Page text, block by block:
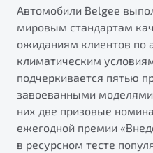
Автомобили Belgee
мировым стандартам
ожиданиям клиентов по
климатическим
подчеркивается пятью
завоеванными моделями
них две призовые
ежегодной премии
в ресурсном тесте